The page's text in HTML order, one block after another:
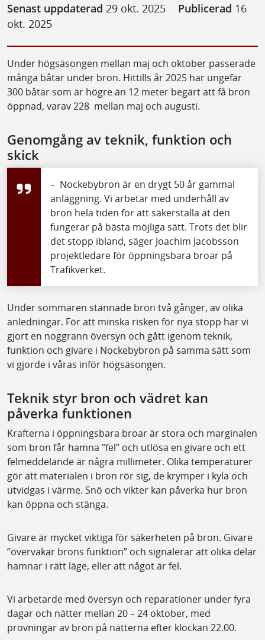
Senast uppdaterad 29 okt. 2025 Publicerad 16
okt. 2025
Under högsäsongen mellan maj och oktober passerade
många båtar under bron. Hittills år 2025 har ungefär
300 båtar som är högre än 12 meter begärt att få bron
öppnad, varav 228 mellan maj och augusti.
Genomgång av teknik, funktion och
skick
– Nockebybron är en drygt 50 år gammal
anläggning. Vi arbetar med underhåll av
bron hela tiden för att säkerställa at den
fungerar på bästa möjliga sätt. Trots det blir
det stopp ibland, säger Joachim Jacobsson
projektledare för öppningsbara broar på
Trafikverket.
Under sommaren stannade bron två gånger, av olika
anledningar. För att minska risken för nya stopp har vi
gjort en noggrann översyn och gått igenom teknik,
funktion och givare i Nockebybron på samma sätt som
vi gjorde i våras inför högsäsongen.
Teknik styr bron och vädret kan
påverka funktionen
Krafterna i öppningsbara broar är stora och marginalen
som bron får hamna ”fel” och utlösa en givare och ett
felmeddelande är några millimeter. Olika temperaturer
gör att materialen i bron rör sig, de krymper i kyla och
utvidgas i värme. Snö och vikter kan påverka hur bron
kan öppna och stänga.
Givare är mycket viktiga för säkerheten på bron. Givare
”övervakar brons funktion” och signalerar att olika delar
hamnar i rätt läge, eller att något är fel.
Vi arbetarde med översyn och reparationer under fyra
dagar och nätter mellan 20 – 24 oktober, med
provningar av bron på nätterna efter klockan 22.00.